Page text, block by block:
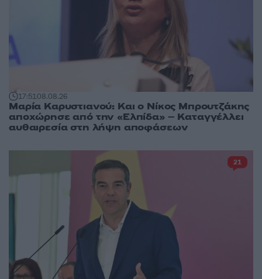
17:5108.08.26
Μαρία Καρυστιανού: Και ο Νίκος Μπρουτζάκης
αποχώρησε από την «Ελπίδα» – Καταγγέλλει
αυθαιρεσία στη λήψη αποφάσεων
21